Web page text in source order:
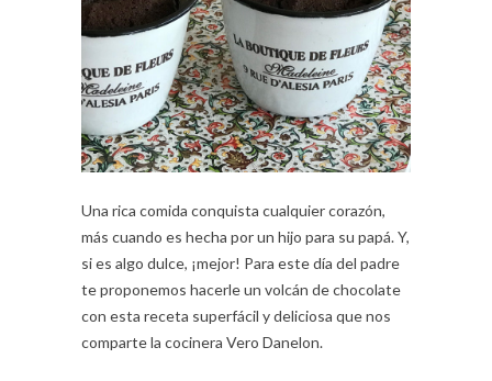
Una rica comida conquista cualquier corazón,
más cuando es hecha por un hijo para su papá. Y,
si es algo dulce, ¡mejor! Para este día del padre
te proponemos hacerle un volcán de chocolate
con esta receta superfácil y deliciosa que nos
comparte la cocinera Vero Danelon.